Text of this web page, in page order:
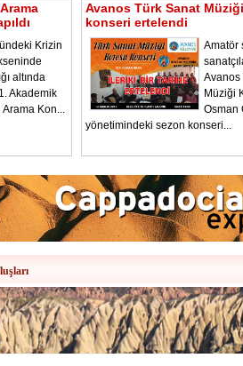
Krizin
altında
Akademik
Kon...
Avanos Türk Sanat
konseri ertelendi
Amatör
Avanos
Müziği
Osman
yönetimindeki sezon konseri...